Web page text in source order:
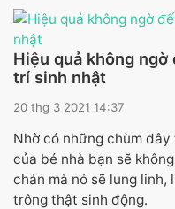
Hiệu quả không
trí sinh nhật
20 thg 3 2021 14:37
Nhờ có những chùm
của bé nhà bạn sẽ
chán mà nó sẽ lung linh,
trông thật sinh động.